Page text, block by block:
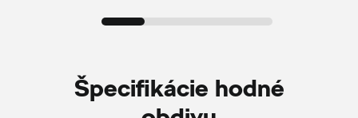
Špecifikácie hodné